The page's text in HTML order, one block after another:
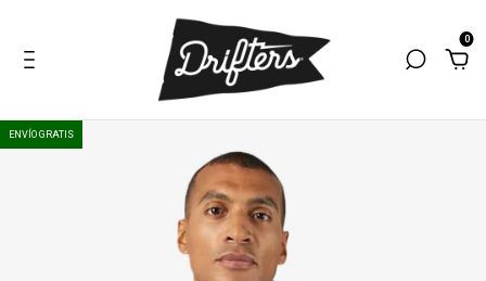
0
ENVÍO GRATIS